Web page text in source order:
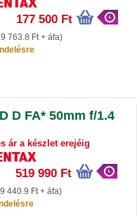
177 500 Ft
763.8 Ft + áfa)
D FA* 50mm f/1.4
ár a készlet erejéig
519 990 Ft
440.9 Ft + áfa)